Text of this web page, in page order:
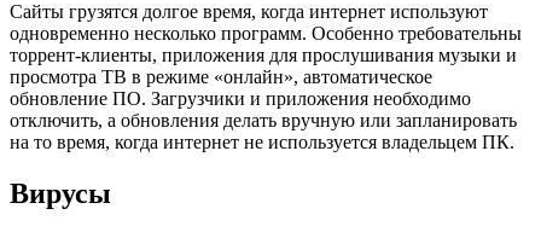
Сайты грузятся долгое время, когда интернет используют
одновременно несколько программ. Особенно требовательны
торрент-клиенты, приложения для прослушивания музыки и
просмотра ТВ в режиме «онлайн», автоматическое
обновление ПО. Загрузчики и приложения необходимо
отключить, а обновления делать вручную или запланировать
на то время, когда интернет не используется владельцем ПК.
Вирусы